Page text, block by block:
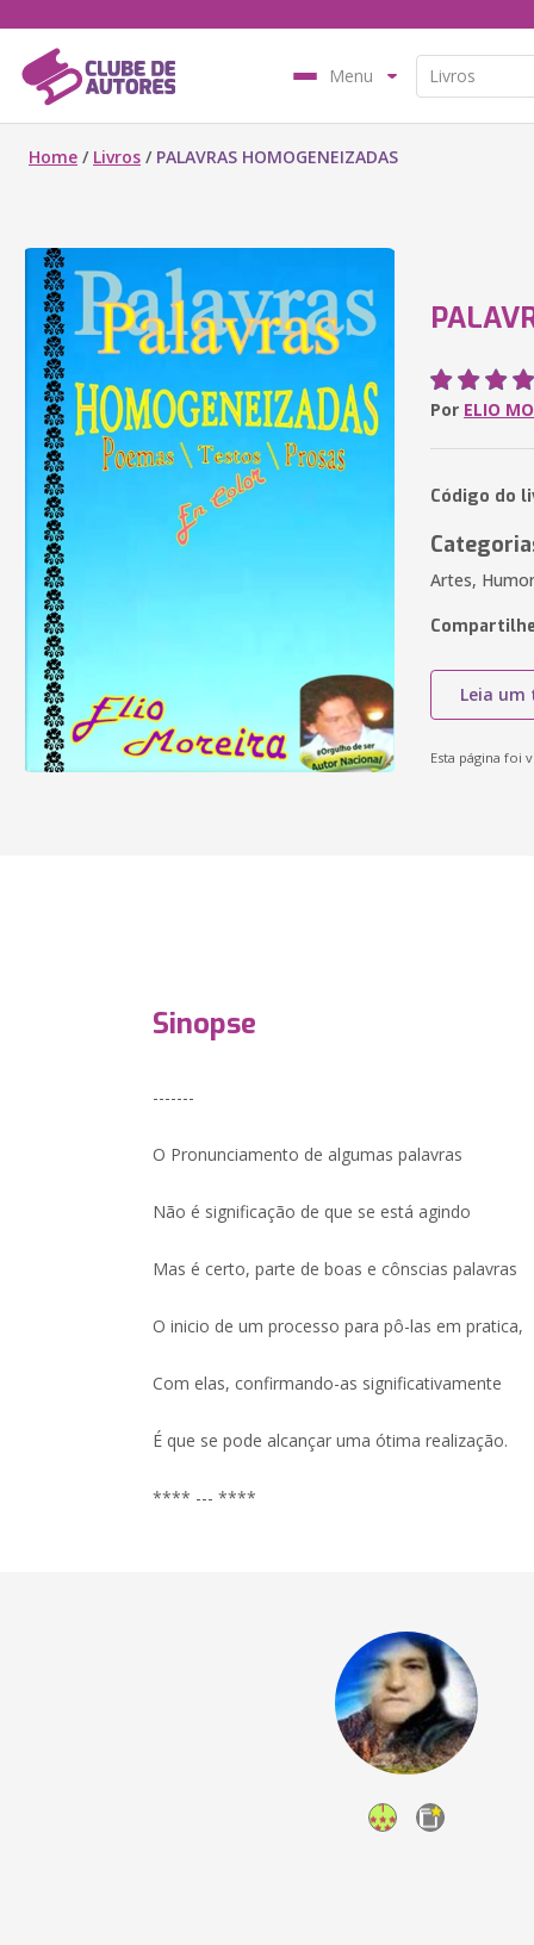
Menu
Home / Livros / PALAVRAS HOMOGENEIZADAS
Por ELIO
Código do
Artes,
Leia um
Esta página foi
Sinopse
-------
O Pronunciamento de algumas palavras
Não é significação de que se está agindo
Mas é certo, parte de boas e cônscias palavras
O inicio de um processo para pô-las em pratica,
Com elas, confirmando-as significativamente
É que se pode alcançar uma ótima realização.
**** --- ****